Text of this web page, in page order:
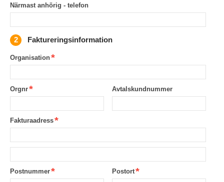
Närmast anhörig - telefon
Faktureringsinformation
Organisation
Orgnr Avtalskundnummer
Fakturaadress
Postnummer Postort